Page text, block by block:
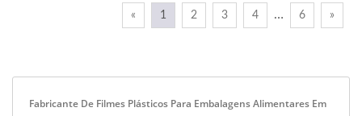
« 1 2 3 4 … 6 »
Fabricante De Filmes Plásticos Para Embalagens Alimentares Em